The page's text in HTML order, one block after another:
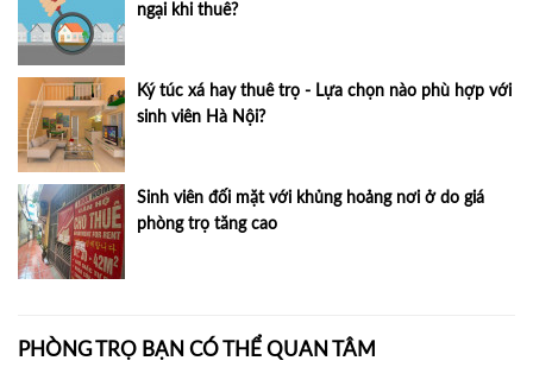
ngại khi thuê?
Ký túc xá hay thuê trọ - Lựa chọn nào phù hợp với
sinh viên Hà Nội?
Sinh viên đối mặt với khủng hoảng nơi ở do giá
phòng trọ tăng cao
PHÒNG TRỌ BẠN CÓ THỂ QUAN TÂM